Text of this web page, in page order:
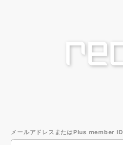
メールアドレスまたはPlus member ID